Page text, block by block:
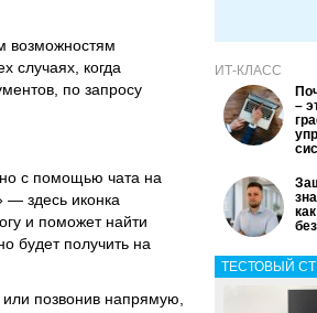
возможностям
случаях, когда
по запросу
с помощью чата на
— здесь иконка
и поможет найти
будет получить на
позвонив напрямую,
ИТ-КЛАСС
–
ТЕСТОВЫЙ